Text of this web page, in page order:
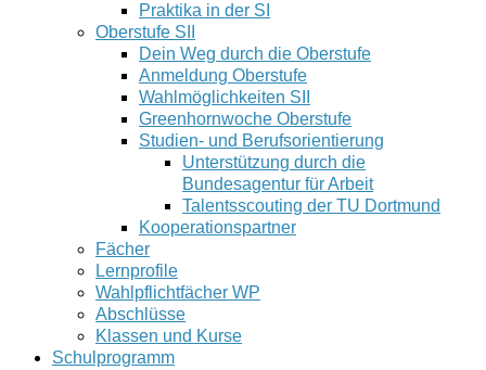
Praktika in der SI
Oberstufe SII
Dein Weg durch die Oberstufe
Anmeldung Oberstufe
Wahlmöglichkeiten SII
Greenhornwoche Oberstufe
Studien- und Berufsorientierung
Unterstützung durch die
Bundesagentur für Arbeit
Talentsscouting der TU Dortmund
Kooperationspartner
Fächer
Lernprofile
Wahlpflichtfächer WP
Abschlüsse
Klassen und Kurse
Schulprogramm